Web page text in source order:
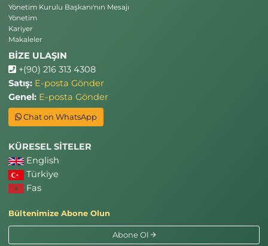
Yönetim Kurulu Başkanı'nın Mesajı
Yönetim
Kariyer
Makaleler
BİZE ULAŞIN
+(90) 216 313 4308
Satış: E-posta Gönder
Genel: E-posta Gönder
Chat on WhatsApp
KÜRESEL SİTELER
English
Türkiye
Fas
Bültenimize Abone Olun
Abone Ol